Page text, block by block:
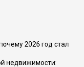
2026 год стал
недвижимости: